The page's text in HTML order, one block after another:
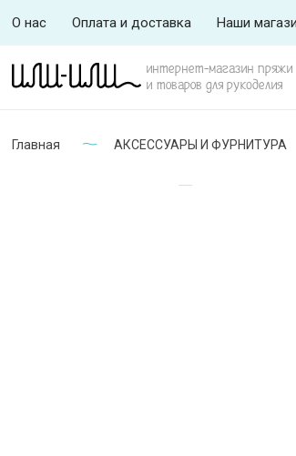
О нас Оплата и доставка Наши
интернет-магазин пряжи
и товаров для рукоделия
Главная АКСЕССУАРЫ И ФУРНИТУРА